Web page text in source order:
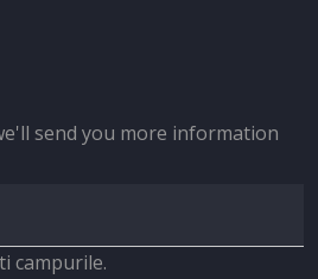
send you more information
campurile.